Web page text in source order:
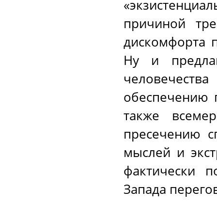
причиной
дискомфорта
Ну и
обеспечению
также
пресечению
мыслей и
фактически
Запада